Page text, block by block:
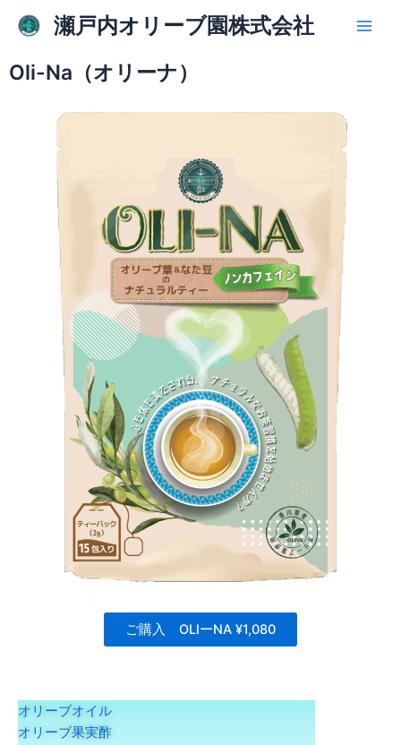
ス
瀬戸内オリーブ園株式会社
Main
Oli-Na（オリーナ）
ご購入 OLIーNA ¥1,080
オリーブオイル
オリーブ果実酢